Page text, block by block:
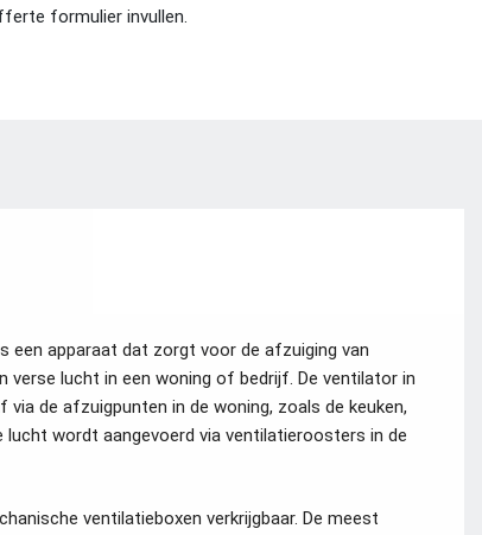
formulier invullen.
een apparaat dat zorgt voor de afzuiging van
verse lucht in een woning of bedrijf. De ventilator in
de afzuigpunten in de woning, zoals de keuken,
lucht wordt aangevoerd via ventilatieroosters in de
ventilatieboxen verkrijgbaar. De meest